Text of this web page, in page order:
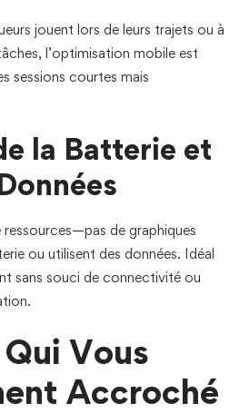
jouent lors de leurs trajets ou à
l’optimisation mobile est
sessions courtes mais
la Batterie et
de graphiques
ou utilisent des données. Idéal
sans souci de connectivité ou
Vous
Accroché